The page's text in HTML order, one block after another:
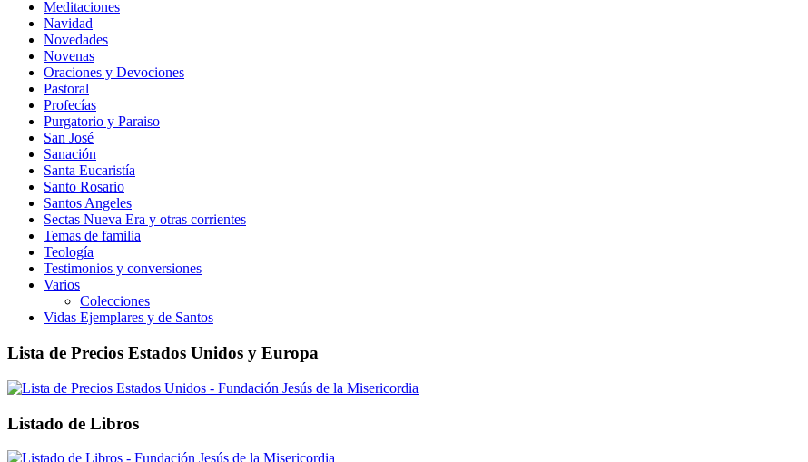
Meditaciones
Navidad
Novedades
Novenas
Oraciones y Devociones
Pastoral
Profecías
Purgatorio y Paraiso
San José
Sanación
Santa Eucaristía
Santo Rosario
Santos Angeles
Sectas Nueva Era y otras corrientes
Temas de familia
Teología
Testimonios y conversiones
Varios
Colecciones
Vidas Ejemplares y de Santos
Lista de Precios Estados Unidos y Europa
Listado de Libros